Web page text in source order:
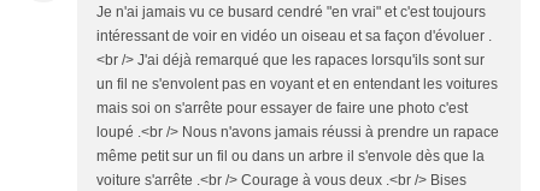
Je n'ai jamais vu ce busard cendré "en vrai" et c'est toujours
intéressant de voir en vidéo un oiseau et sa façon d'évoluer .
<br /> J'ai déjà remarqué que les rapaces lorsqu'ils sont sur
un fil ne s'envolent pas en voyant et en entendant les voitures
mais soi on s'arrête pour essayer de faire une photo c'est
loupé .<br /> Nous n'avons jamais réussi à prendre un rapace
même petit sur un fil ou dans un arbre il s'envole dès que la
voiture s'arrête .<br /> Courage à vous deux .<br /> Bises